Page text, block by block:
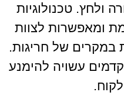
ולחץ. טכנולוגיות
ומאפשרות לצוות
במקרים של חריגות.
עשויה להימנע